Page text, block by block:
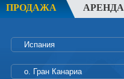
ПРОДАЖА АРЕНДА